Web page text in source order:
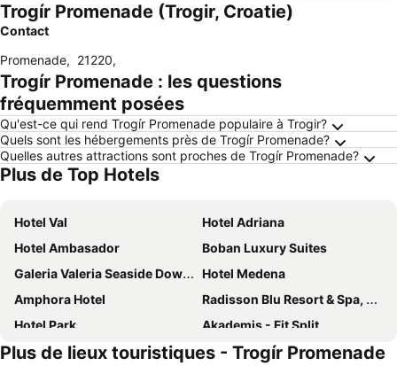
Trogír Promenade (Trogir, Croatie)
Contact
Promenade, 21220,
Trogír Promenade : les questions
fréquemment posées
Qu'est-ce qui rend Trogír Promenade populaire à Trogir?
Quels sont les hébergements près de Trogír Promenade?
Quelles autres attractions sont proches de Trogír Promenade?
Plus de Top Hotels
Hotel Val
Hotel Adriana
Hotel Ambasador
Boban Luxury Suites
Galeria Valeria Seaside Downtown - MAG Quaint & Elegant Boutique Hotels
Hotel Medena
Amphora Hotel
Radisson Blu Resort & Spa, Split
Hotel Park
Akademis - Fit Split
Boutique Hotel Venturo, a Member of Design Hotels™
Art Hotel
Plus de lieux touristiques - Trogír Promenade